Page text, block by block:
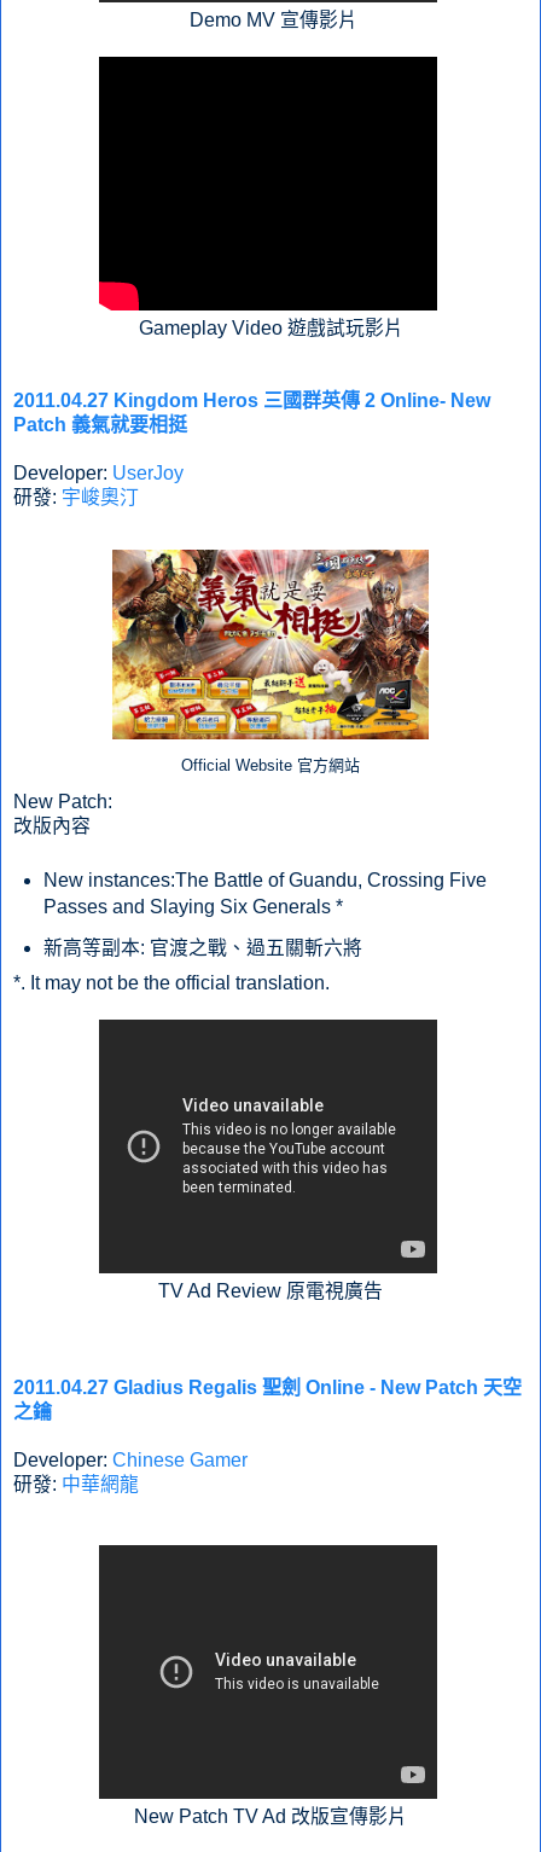
Demo MV 宣傳影片
Gameplay Video 遊戲試玩影片
2011.04.27 Kingdom Heros 三國群英傳 2 Online- New
Patch 義氣就要相挺
Developer: UserJoy
研發: 宇峻奧汀
Official Website 官方網站
New Patch:
改版內容
New instances:The Battle of Guandu, Crossing Five
Passes and Slaying Six Generals *
新高等副本: 官渡之戰、過五關斬六將
*. It may not be the official translation.
TV Ad Review 原電視廣告
2011.04.27 Gladius Regalis 聖劍 Online - New Patch 天空
之鑰
Developer: Chinese Gamer
研發: 中華網龍
New Patch TV Ad 改版宣傳影片